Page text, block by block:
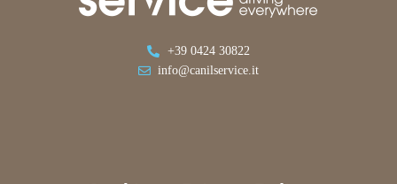
+39 0424 30822
info@canilservice.it